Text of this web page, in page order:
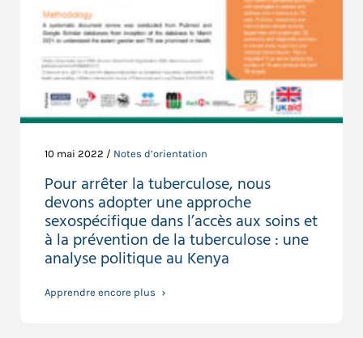
10 mai 2022 / Notes d’orientation
Pour arrêter la tuberculose, nous
devons adopter une approche
sexospécifique dans l’accès aux soins et
à la prévention de la tuberculose : une
analyse politique au Kenya
Apprendre encore plus